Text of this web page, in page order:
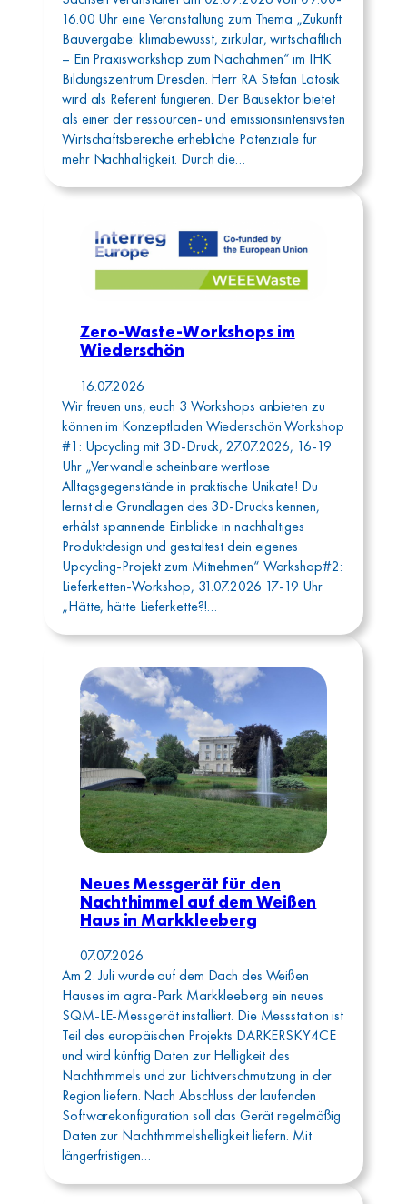
16.00 Uhr eine Veranstaltung zum Thema „Zukunft
Bauvergabe: klimabewusst, zirkulär, wirtschaftlich
– Ein Praxisworkshop zum Nachahmen“ im IHK
Bildungszentrum Dresden. Herr RA Stefan Latosik
wird als Referent fungieren. Der Bausektor bietet
als einer der ressourcen- und emissionsintensivsten
Wirtschaftsbereiche erhebliche Potenziale für
mehr Nachhaltigkeit. Durch die…
Zero-Waste-Workshops im
Wiederschön
16.07.2026
Wir freuen uns, euch 3 Workshops anbieten zu
können im Konzeptladen Wiederschön Workshop
#1: Upcycling mit 3D-Druck, 27.07.2026, 16-19
Uhr „Verwandle scheinbare wertlose
Alltagsgegenstände in praktische Unikate! Du
lernst die Grundlagen des 3D-Drucks kennen,
erhälst spannende Einblicke in nachhaltiges
Produktdesign und gestaltest dein eigenes
Upcycling-Projekt zum Mitnehmen“ Workshop#2:
Lieferketten-Workshop, 31.07.2026 17-19 Uhr
„Hätte, hätte Lieferkette?!…
Neues Messgerät für den
Nachthimmel auf dem Weißen
Haus in Markkleeberg
07.07.2026
Am 2. Juli wurde auf dem Dach des Weißen
Hauses im agra-Park Markkleeberg ein neues
SQM-LE-Messgerät installiert. Die Messstation ist
Teil des europäischen Projekts DARKERSKY4CE
und wird künftig Daten zur Helligkeit des
Nachthimmels und zur Lichtverschmutzung in der
Region liefern. Nach Abschluss der laufenden
Softwarekonfiguration soll das Gerät regelmäßig
Daten zur Nachthimmelshelligkeit liefern. Mit
längerfristigen…